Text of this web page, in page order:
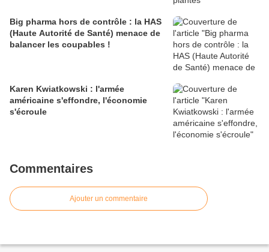
Big pharma hors de contrôle : la HAS
(Haute Autorité de Santé) menace de
balancer les coupables !
Karen Kwiatkowski : l'armée
américaine s'effondre, l'économie
s'écroule
Commentaires
Ajouter un commentaire